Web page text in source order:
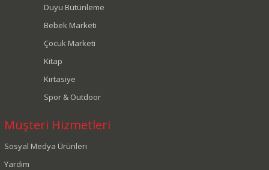
Duyu Bütünleme
Bebek Marketi
Çocuk Marketi
Kitap
Kırtasiye
Spor & Outdoor
Müşteri Hizmetleri
Sosyal Medya Ürünleri
Yardım